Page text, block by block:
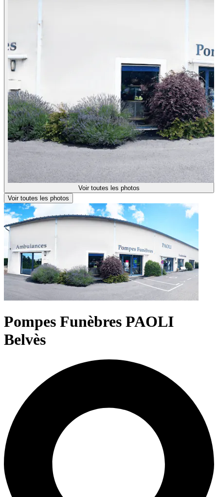
Voir toutes les photos
Voir toutes les photos
Pompes Funèbres PAOLI
Belvès